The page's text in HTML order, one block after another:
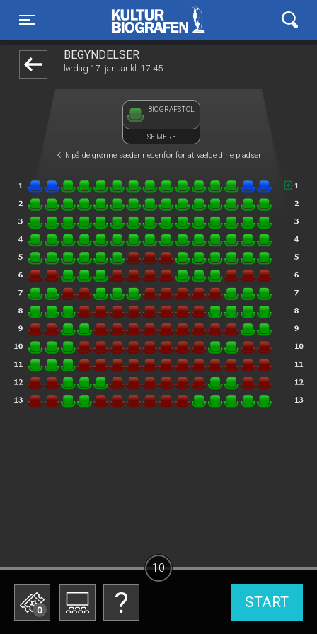
Toggle navigation
Kulturbiografen
BEGYNDELSER
lørdag 17. januar kl. 17:45
BIOGRAFSTOL
SE MERE
Klik på de grønne sæder nedenfor for at vælge dine pladser
0 START
10
1step-front02 110634